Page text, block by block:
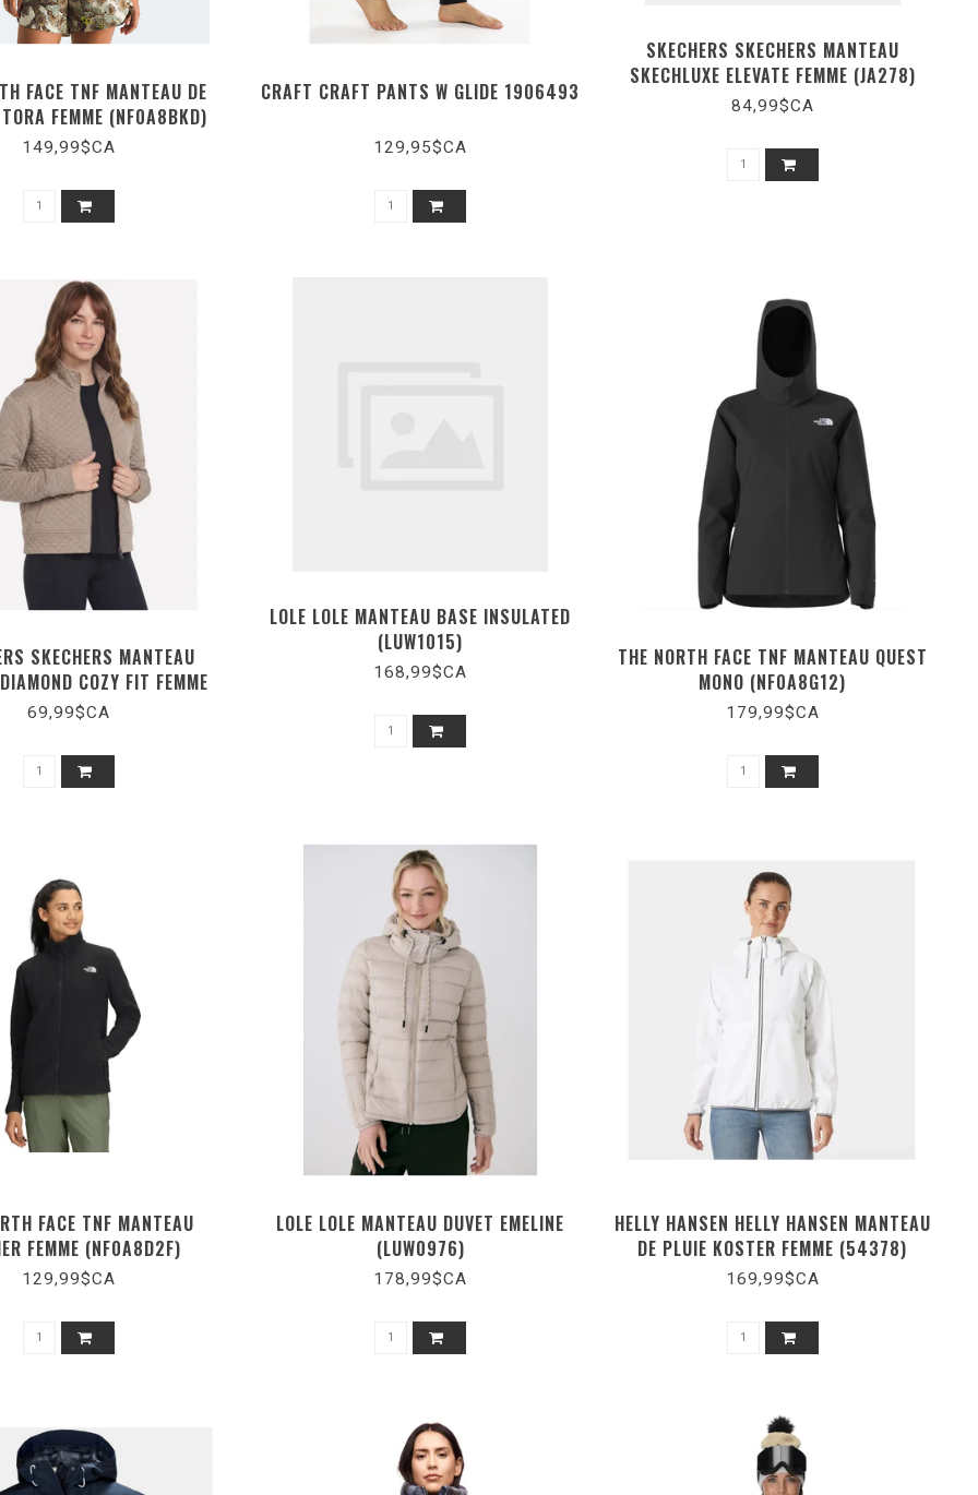
FACE TNF MANTEAU DE
FEMME (NF0A8BKD)
149,99$CA
CRAFT CRAFT PANTS W GLIDE 1906493
129,95$CA
SKECHERS SKECHERS MANTEAU
SKECHLUXE ELEVATE FEMME (JA278)
84,99$CA
SKECHERS MANTEAU
COZY FIT FEMME
(JA496)
69,99$CA
LOLE LOLE MANTEAU BASE INSULATED
(LUW1015)
168,99$CA
THE NORTH FACE TNF MANTEAU QUEST
MONO (NF0A8G12)
179,99$CA
FACE TNF MANTEAU
FEMME (NF0A8D2F)
129,99$CA
LOLE LOLE MANTEAU DUVET EMELINE
(LUW0976)
178,99$CA
HELLY HANSEN HELLY HANSEN MANTEAU
DE PLUIE KOSTER FEMME (54378)
169,99$CA